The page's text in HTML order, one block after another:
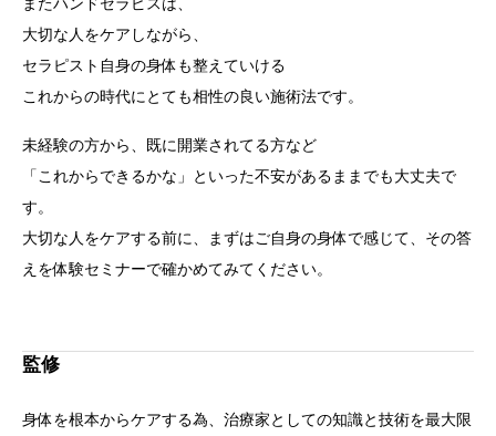
大切な人をケアしながら、
セラピスト自身の身体も整えていける
これからの時代にとても相性の良い施術法です。
未経験の方から、既に開業されてる方など
「これからできるかな」といった不安があるままでも大丈夫で
す。
大切な人をケアする前に、まずはご自身の身体で感じて、その答
えを体験セミナーで確かめてみてください。
監修
身体を根本からケアする為、治療家としての知識と技術を最大限